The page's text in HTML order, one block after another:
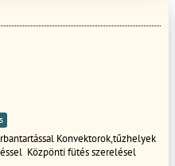
Konvektorok,tűzhelyek
Közpönti fütés szerelésel